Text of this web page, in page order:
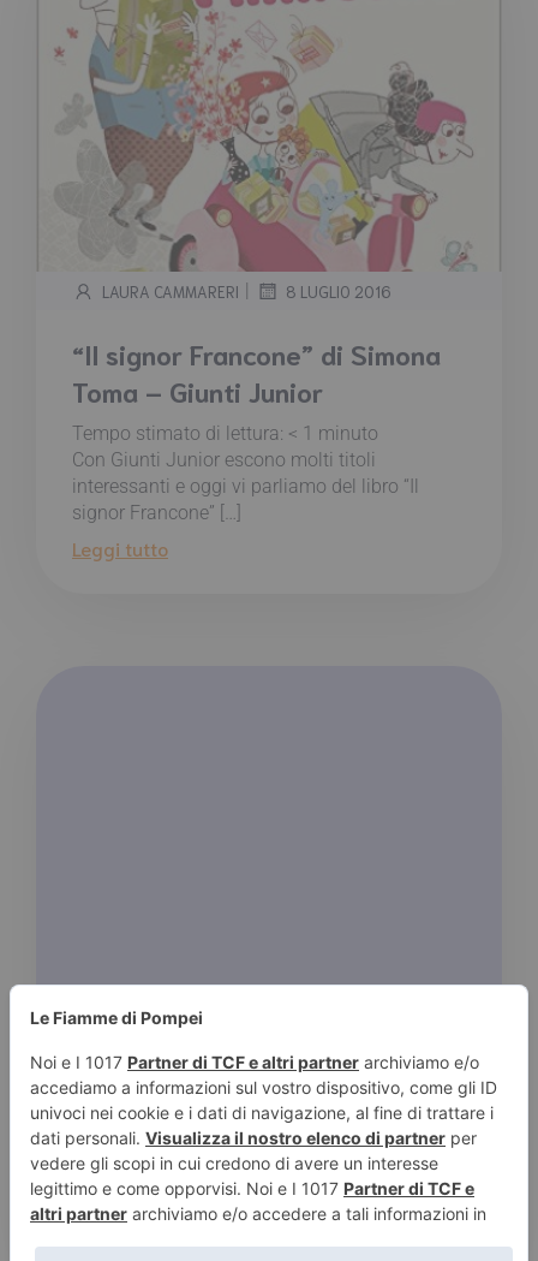
LAURA CAMMARERI | 8 LUGLIO 2016
“Il signor Francone” di Simona
Toma – Giunti Junior
Tempo stimato di lettura: < 1 minuto
Con Giunti Junior escono molti titoli
interessanti e oggi vi parliamo del libro “Il
signor Francone” […]
Leggi tutto
Angelica Cremascoli
Tempo stimato di lettura:< 1 minuto
Serie Il re di picche e la regina di cuori Il re di
picche e la […]
Leggi tutto